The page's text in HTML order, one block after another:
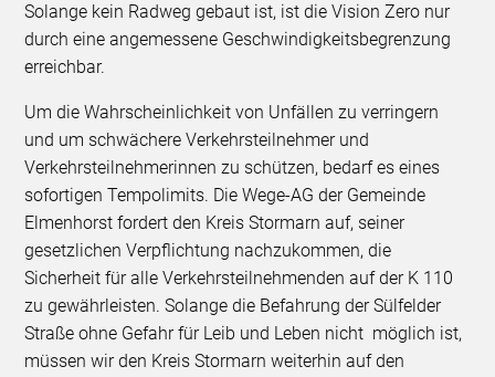
Solange kein Radweg gebaut ist, ist die Vision Zero nur
durch eine angemessene Geschwindigkeitsbegrenzung
erreichbar.
Um die Wahrscheinlichkeit von Unfällen zu verringern
und um schwächere Verkehrsteilnehmer und
Verkehrsteilnehmerinnen zu schützen, bedarf es eines
sofortigen Tempolimits. Die Wege-AG der Gemeinde
Elmenhorst fordert den Kreis Stormarn auf, seiner
gesetzlichen Verpflichtung nachzukommen, die
Sicherheit für alle Verkehrsteilnehmenden auf der K 110
zu gewährleisten. Solange die Befahrung der Sülfelder
Straße ohne Gefahr für Leib und Leben nicht möglich ist,
müssen wir den Kreis Stormarn weiterhin auf den